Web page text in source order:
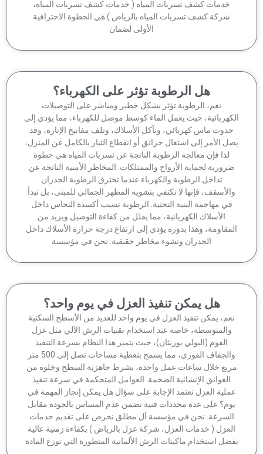
خدمات كشف تسربات المياه ( خدمات كشف تسربات المياه،
شركة كشف تسربات المياه بالرياض ) هي الخطوة الاحترافية
الأولى لضمان
هل الرطوبة تؤثر على الكهرباء؟
نعم، الرطوبة تؤثر بشكل خطير ومباشر على التوصيلات
حيث يعمل الماء كوسط موصل للكهرباء، مما يؤدي إلى
حدوث ماس كهربائي، وتآكل الأسلاك، وتلف مفاتيح الإنارة، وقد
الأمر إلى اشتعال حرائق أو انقطاع التيار بالكامل عن المنزل،
لذا فإن معالجة الرطوبة الناتجة عن تسربات المياه هي خطوة
لحماية الأرواح والممتلكات. المخاطر الأمنية الناتجة عن
تداخل الرطوبة والكهرباء عندما تخترق الرطوبة الجدران
فإنها لا تكتفي بتشويه المظهر الجمالي للمبنى، بل تبدأ
في مهاجمة البنية التحتية. الرطوبة تسبب أكسدة النحاس داخل
الأسلاك الكهربائية، مما يقلل من كفاءة التوصيل ويزيد من
وهذا بدوره يؤدي إلى ارتفاع درجة حرارة الأسلاك داخل
الجدران ونشوء مخاطر حقيقية. نحن في مؤسسة
هل يمكن تنفيذ العزل في يوم واحد؟
يمكن تنفيذ العزل في يوم واحد للعديد من الأسطح السكنية
والمتوسطة، خاصة عند استخدام تقنيات الرش الآلي مثل عزل
الفوم (البولي يوريثان)، حيث يتميز هذا النظام بسرعة التنفيذ
والجفاف الفوري، مما يسمح بتغطية مساحات تصل إلى 500 متر
خلال ساعات عمل واحدة، بشرط جاهزية السطح وخلوه من
العوائق الإنشائية الضخمة. العوامل المتحكمة في سرعة تنفيذ
العزل تعتمد الإجابة على سؤال هل يمكن إنجاز المهمة في
على عدة محددات فنية تضمن عدم المساس بالجودة مقابل
نحن في مؤسسة آل مطلق نحرص على تقديم خدمات
( خدمات العزل، شركة عزل بالرياض ) بكفاءة زمنية عالية
استخدام ماكينات الرش الألمانية المتطورة التي توزع المادة